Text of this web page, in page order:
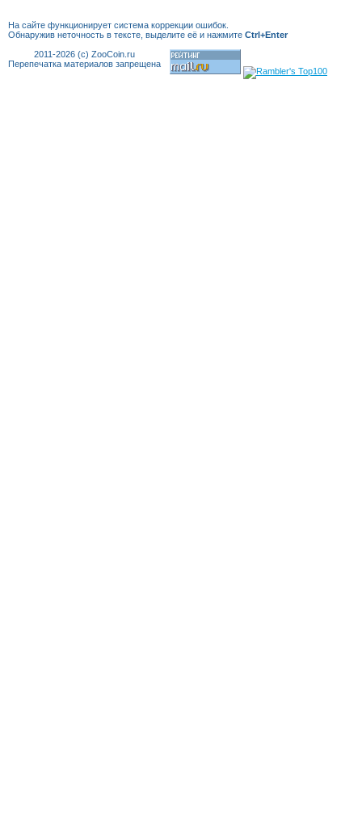
2011-2026 (c) ZooCoin.ru
Перепечатка материалов запрещена
На сайте функционирует система коррекции ошибок.
Обнаружив неточность в тексте, выделите её и нажмите Ctrl+Enter